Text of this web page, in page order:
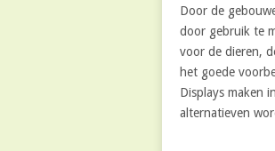
Door de
door gebruik te
voor de dieren,
het goede
Displays maken
alternatieven